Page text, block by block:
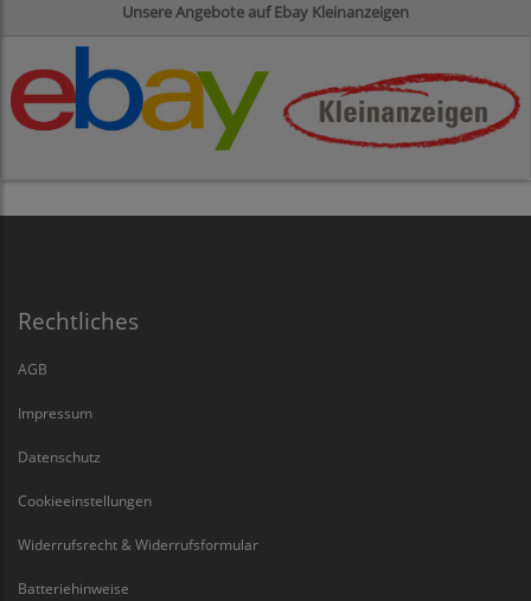
Unsere Angebote auf Ebay Kleinanzeigen
Rechtliches
AGB
Impressum
Datenschutz
Cookieeinstellungen
Widerrufsrecht & Widerrufsformular
Batteriehinweise